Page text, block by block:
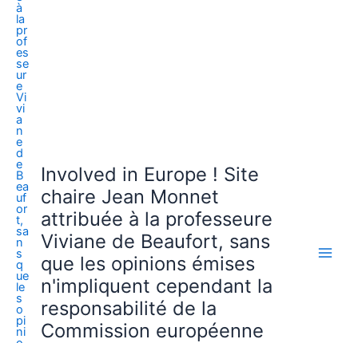
Involved in Europe ! Site
chaire Jean Monnet
attribuée à la professeure
Viviane de Beaufort, sans
que les opinions émises
n'impliquent cependant la
responsabilité de la
Commission européenne